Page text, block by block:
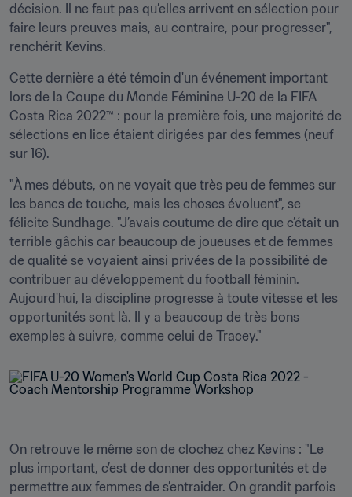
décision. Il ne faut pas qu’elles arrivent en sélection pour
faire leurs preuves mais, au contraire, pour progresser",
renchérit Kevins.
Cette dernière a été témoin d'un événement important
lors de la Coupe du Monde Féminine U-20 de la FIFA
Costa Rica 2022™ : pour la première fois, une majorité de
sélections en lice étaient dirigées par des femmes (neuf
sur 16).
"À mes débuts, on ne voyait que très peu de femmes sur
les bancs de touche, mais les choses évoluent", se
félicite Sundhage. "J’avais coutume de dire que c’était un
terrible gâchis car beaucoup de joueuses et de femmes
de qualité se voyaient ainsi privées de la possibilité de
contribuer au développement du football féminin.
Aujourd'hui, la discipline progresse à toute vitesse et les
opportunités sont là. Il y a beaucoup de très bons
exemples à suivre, comme celui de Tracey."
On retrouve le même son de clochez chez Kevins : "Le
plus important, c’est de donner des opportunités et de
permettre aux femmes de s’entraider. On grandit parfois